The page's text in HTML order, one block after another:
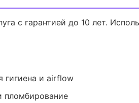
с гарантией до 10 лет.
гигиена и airflow
пломбирование